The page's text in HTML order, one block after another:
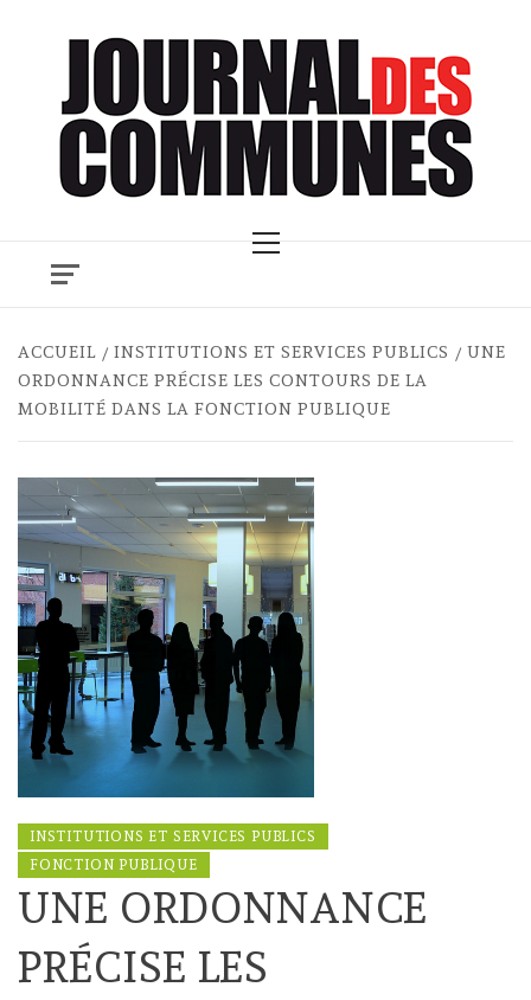
Menu
ACCUEIL INSTITUTIONS ET SERVICES PUBLICS
UNE
ORDONNANCE PRÉCISE LES CONTOURS DE LA
MOBILITÉ DANS LA FONCTION PUBLIQUE
INSTITUTIONS ET SERVICES PUBLICS
FONCTION PUBLIQUE
UNE ORDONNANCE
PRÉCISE LES